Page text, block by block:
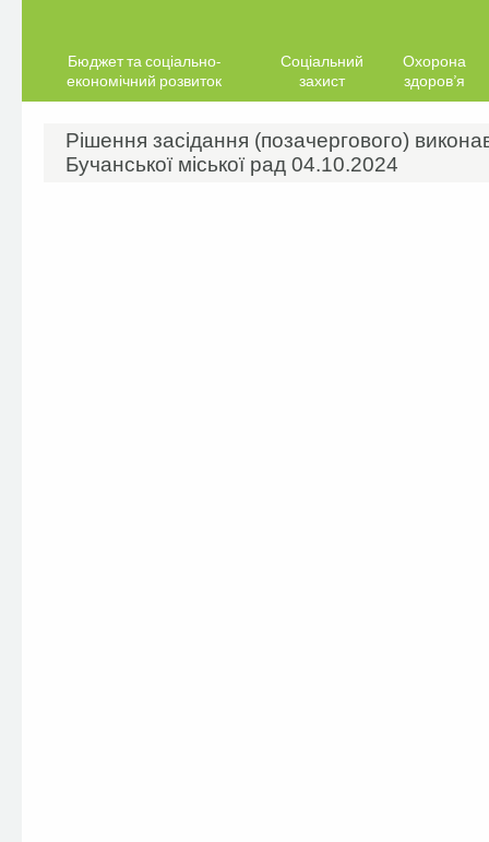
Бюджет та соціально-
економічний розвиток
Соціальний
захист
Охорона
здоров’я
Рішення засідання (позачергового)
Бучанської міської рад 04.10.2024